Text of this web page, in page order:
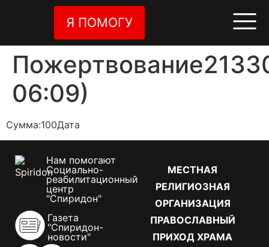
Я ПОМОГУ
06:09)
Сумма:100Дата
МЕСТНАЯ
РЕЛИГИОЗНАЯ
ОРГАНИЗАЦИЯ
ПРАВОСЛАВНЫЙ
ПРИХОД ХРАМА
Нам помогают
Социально-
реабилитационный
центр
"Спиридон"
Газета
"Спиридон-
новости"